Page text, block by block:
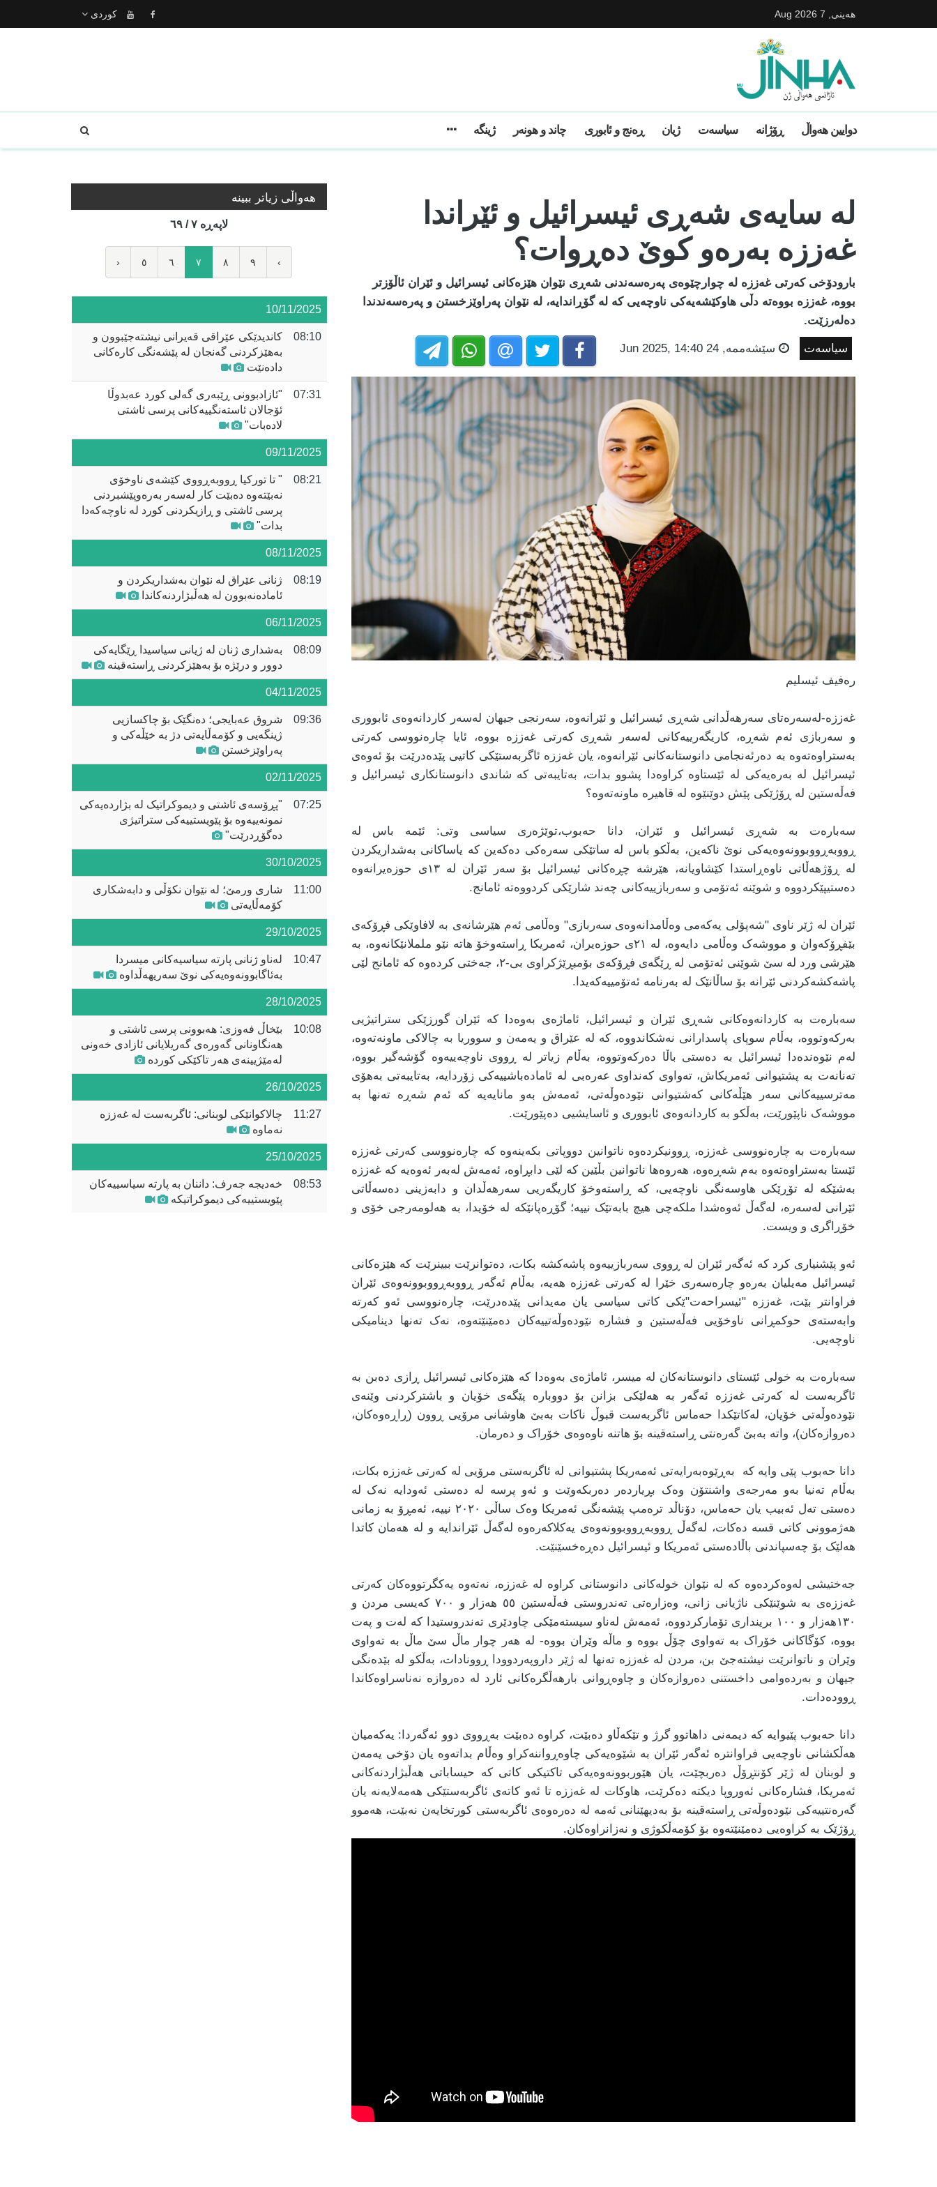
هه‌ینی, 7 Aug 2026 كوردى
دوایین ھەواڵ ڕۆژانە سیاسەت ژیان ڕەنج و ئابوری چاند و هونەر ژینگه
لە سایەی شەڕی ئیسرائیل و ئێراندا
غەززە بەرەو کوێ دەڕوات؟
بارودۆخی کەرتی غەززە لە چوارچێوەی پەرەسەندنی شەڕی نێوان هێزەکانی ئیسرائیل و ئێران ئاڵۆزتر
بووە، غەززە بووەتە دڵی هاوکێشەیەکی ناوچەیی کە لە گۆڕاندایە، لە نێوان پەراوێزخستن و پەرەسەندندا
دەلەرزێت.
سیاسەت سێشه‌ممه‌, 24 Jun 2025, 14:40
رەفیف ئیسلیم
غەززە-لەسەرەتای سەرهەڵدانی شەڕی ئیسرائیل و ئێرانەوە، سەرنجی جیهان لەسەر کاردانەوەی ئابووری
و سەربازی ئەم شەڕە، کاریگەرییەکانی لەسەر شەڕی کەرتی غەززە بووە، ئایا چارەنووسی کەرتی
بەستراوەتەوە بە دەرئەنجامی دانوستانەکانی ئێرانەوە، یان غەززە ئاگربەستێکی کاتیی پێدەدرێت بۆ ئەوەی
ئیسرائیل لە بەرەیەکی لە ئێستاوە کراوەدا پشوو بدات، بەتایبەتی کە شاندی دانوستانکاری ئیسرائیل و
فەڵەستین لە ڕۆژێکی پێش دوێنێوە لە قاهیرە ماونەتەوە؟
سەبارەت بە شەڕی ئیسرائیل و ئێران، دانا حەبوب،توێژەری سیاسی وتی: ئێمە باس لە
ڕووبەڕووبوونەوەیەکی نوێ ناکەین، بەڵکو باس لە ساتێکی سەرەکی دەکەین کە یاساکانی بەشداریکردن
لە ڕۆژهەڵاتی ناوەڕاستدا کێشاویانە، هێرشە چڕەکانی ئیسرائیل بۆ سەر ئێران لە ١٣ی حوزەیرانەوە
دەستیپێکردووە و شوێنە ئەتۆمی و سەربازییەکانی چەند شارێکی کردووەتە ئامانج.
ئێران لە ژێر ناوی "شەپۆلی یەکەمی وەڵامدانەوەی سەربازی" وەڵامی ئەم هێرشانەی بە لافاوێکی فڕۆکەی
بێفڕۆکەوان و مووشەک وەڵامی دایەوە، لە ٢١ی حوزەیران، ئەمریکا ڕاستەوخۆ هاتە نێو ململانێکانەوە، بە
هێرشی ورد لە سێ شوێنی ئەتۆمی لە ڕێگەی فڕۆکەی بۆمبڕێژکراوی بی-٢، جەختی کردەوە کە ئامانج لێی
پاشەکشەکردنی ئێرانە بۆ ساڵانێک لە بەرنامە ئەتۆمییەکەیدا.
سەبارەت بە کاردانەوەکانی شەڕی ئێران و ئیسرائیل، ئاماژەی بەوەدا کە ئێران گورزێکی ستراتیژیی
بەرکەوتووە، بەڵام سوپای پاسدارانی نەشکاندووە، کە لە عێراق و یەمەن و سووریا بە چالاکی ماونەتەوە،
لەم نێوەندەدا ئیسرائیل بە دەستی باڵا دەرکەوتووە، بەڵام زیاتر لە ڕووی ناوچەییەوە گۆشەگیر بووە،
تەنانەت بە پشتیوانی ئەمریکاش، تەواوی کەنداوی عەرەبی لە ئامادەباشییەکی زۆردایە، بەتایبەتی بەهۆی
مەترسییەکانی سەر هێڵەکانی کەشتیوانی نێودەوڵەتی، ئەمەش بەو مانایەیە کە ئەم شەڕە تەنها بە
مووشەک ناپێورێت، بەڵکو بە کاردانەوەی ئابووری و ئاسایشیی دەپێورێت.
سەبارەت بە چارەنووسی غەززە، ڕوونیکردەوە ناتوانین دووپاتی بکەینەوە کە چارەنووسی کەرتی غەززە
ئێستا بەستراوەتەوە بەم شەڕەوە، هەروەها ناتوانین بڵێین کە لێی دابڕاوە، ئەمەش لەبەر ئەوەیە کە غەززە
بەشێکە لە تۆڕێکی هاوسەنگی ناوچەیی، کە ڕاستەوخۆ کاریگەریی سەرهەڵدان و دابەزینی دەسەڵاتی
ئێرانی لەسەرە، لەگەڵ ئەوەشدا ملکەچی هیچ بابەتێک نییە؛ گۆڕەپانێکە لە خۆیدا، بە هەلومەرجی خۆی و
خۆڕاگری و ویست.
ئەو پێشنیاری کرد کە ئەگەر ئێران لە ڕووی سەربازییەوە پاشەکشە بکات، دەتوانرێت ببینرێت کە هێزەکانی
ئیسرائیل مەیلیان بەرەو چارەسەری خێرا لە کەرتی غەززە هەیە، بەڵام ئەگەر ڕووبەڕووبوونەوەی ئێران
فراوانتر بێت، غەززە "ئیسراحەت"ێکی کاتی سیاسی یان مەیدانی پێدەدرێت، چارەنووسی ئەو کەرتە
وابەستەی حوکمڕانی ناوخۆیی فەڵەستین و فشارە نێودەوڵەتییەکان دەمێنێتەوە، نەک تەنها دینامیکی
ناوچەیی.
سەبارەت بە خولی ئێستای دانوستانەکان لە میسر، ئاماژەی بەوەدا کە هێزەکانی ئیسرائیل ڕازی دەبن بە
ئاگربەست لە کەرتی غەززە ئەگەر بە هەلێکی بزانن بۆ دووبارە پێگەی خۆیان و باشترکردنی وێنەی
نێودەوڵەتی خۆیان، لەکاتێکدا حەماس ئاگربەست قبوڵ ناکات بەبێ هاوشانی مرۆیی ڕوون (ڕاڕەوەکان،
دەروازەکان)، واتە بەبێ گەرەنتی ڕاستەقینە بۆ هاتنە ناوەوەی خۆراک و دەرمان.
دانا حەبوب پێی وایە کە بەڕێوەبەرایەتی ئەمەریکا پشتیوانی لە ئاگربەستی مرۆیی لە کەرتی غەززە بکات،
بەڵام تەنیا بەو مەرجەی واشنتۆن وەک بڕیاردەر دەربکەوێت و ئەو پرسە لە دەستی ئەودایە نەک لە
دەستی تەل ئەبیب یان حەماس، دۆناڵد ترەمپ پێشەنگی ئەمریکا وەک ساڵی ٢٠٢٠ نییە، ئەمڕۆ بە زمانی
هەژموونی کاتی قسە دەکات، لەگەڵ ڕووبەڕووبوونەوەی یەکلاکەرەوە لەگەڵ ئێراندایە و لە هەمان کاتدا
هەلێک بۆ چەسپاندنی باڵادەستی ئەمریکا و ئیسرائیل دەڕەخسێنێت.
جەختیشی لەوەکردەوە کە لە نێوان خولەکانی دانوستانی کراوە لە غەززە، نەتەوە یەکگرتووەکان کەرتی
غەززەی بە شوێنێکی ناژیانی زانی، وەزارەتی تەندروستی فەڵەستین ٥٥ هەزار و ٧٠٠ کەیسی مردن و
١٣٠هەزار و ١٠٠ برینداری تۆمارکردووە، ئەمەش لەناو سیستەمێکی چاودێری تەندروستیدا کە لەت و پەت
بووە، کۆگاکانی خۆراک بە تەواوی چۆڵ بووە و ماڵە وێران بووە- لە هەر چوار ماڵ سێ ماڵ بە تەواوی
وێران و ناتوانرێت نیشتەجێ بن، مردن لە غەززە تەنها لە ژێر داروپەردوودا ڕوونادات، بەڵکو لە بێدەنگی
جیهان و بەردەوامی داخستنی دەروازەکان و چاوەڕوانی بارهەڵگرەکانی ئارد لە دەروازە نەناسراوەکاندا
ڕوودەدات.
دانا حەبوب پێیوایە کە دیمەنی داهاتوو گرژ و تێکەڵاو دەبێت، کراوە دەبێت بەڕووی دوو ئەگەردا: یەکەمیان
هەڵکشانی ناوچەیی فراوانترە ئەگەر ئێران بە شێوەیەکی چاوەڕواننەکراو وەڵام بداتەوە یان دۆخی یەمەن
و لوبنان لە ژێر کۆنتڕۆڵ دەربچێت، یان هێوربوونەوەیەکی تاکتیکی کاتی کە حیساباتی هەڵبژاردنەکانی
ئەمریکا، فشارەکانی ئەوروپا دیکتە دەکرێت، هاوکات لە غەززە تا ئەو کاتەی ئاگربەستێکی هەمەلایەنە یان
گەرەنتییەکی نێودەوڵەتی ڕاستەقینە بۆ بەدیهێنانی ئەمە لە دەرەوەی ئاگربەستی کورتخایەن نەبێت، هەموو
ڕۆژێک بە کراوەیی دەمێنێتەوە بۆ کۆمەڵکوژی و نەزانراوەکان.
هه‌واڵی زیاتر ببینە
لاپه‌ڕه‌ ٧ / ٦٩
‹ ٥ ٦ ٧ ٨ ٩ ›
10/11/2025
08:10
کاندیدێکی عێراقی قەیرانی نیشتەجێبوون و
بەهێزکردنی گەنجان لە پێشەنگی کارەکانی
دادەنێت
07:31
"ئازادبوونی ڕێبەری گەلی کورد عەبدوڵا
ئۆجالان ئاستەنگییەکانی پرسی ئاشتی
لادەبات"
09/11/2025
08:21
" تا تورکیا ڕووبەڕووی کێشەی ناوخۆی
نەبێتەوە دەبێت کار لەسەر بەرەوپێشبردنی
پرسی ئاشتی و ڕازیکردنی کورد لە ناوچەکەدا
بدات"
08/11/2025
08:19
ژنانی عێراق لە نێوان بەشداریکردن و
ئامادەنەبوون لە هەڵبژاردنەکاندا
06/11/2025
08:09
بەشداری ژنان لە ژیانی سیاسیدا ڕێگایەکی
دوور و درێژە بۆ بەهێزکردنی ڕاستەقینە
04/11/2025
09:36
شروق عەبایجی؛ دەنگێک بۆ چاکسازیی
ژینگەیی و کۆمەڵایەتی دژ بە خێڵەکی و
پەراوێزخستن
02/11/2025
07:25
"پڕۆسەی ئاشتی و دیموکراتیک لە بژاردەیەکی
نمونەییەوە بۆ پێویستییەکی ستراتیژی
دەگۆڕدرێت"
30/10/2025
11:00
شاری ورمێ؛ لە نێوان نکۆڵی و دابەشکاری
کۆمەڵایەتی
29/10/2025
10:47
لەناو ژنانی پارتە سیاسیەکانی میسردا
بەئاگابوونەوەیەکی نوێ سەریهەڵداوە
28/10/2025
10:08
بێخاڵ فەوزی: هەبوونی پرسی ئاشتی و
هەنگاونانی گەورەی گەریلایانی ئازادی خەونی
لەمێژیینەی هەر تاکێکی کوردە
26/10/2025
11:27
چالاکوانێکی لوبنانی: ئاگربەست لە غەززە
نەماوە
25/10/2025
08:53
خەدیجە جەرف: داننان بە پارتە سیاسییەکان
پێویستییەکی دیموکراتیکە